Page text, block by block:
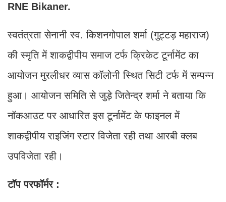
RNE Bikaner.
स्वतंत्रता सेनानी स्व. किशनगोपाल शर्मा (गुट्टड़ महाराज)
की स्मृति में शाकद्वीपीय समाज टर्फ क्रिकेट टूर्नामेंट का
आयोजन मुरलीधर व्यास कॉलोनी स्थित सिटी टर्फ में सम्पन्न
हुआ। आयोजन समिति से जुड़े जितेन्द्र शर्मा ने बताया कि
नॉकआउट पर आधारित इस टूर्नामेंट के फाइनल में
शाकद्वीपीय राइजिंग स्टार विजेता रही तथा आरबी क्लब
उपविजेता रही।
टॉप परफॉर्मर :